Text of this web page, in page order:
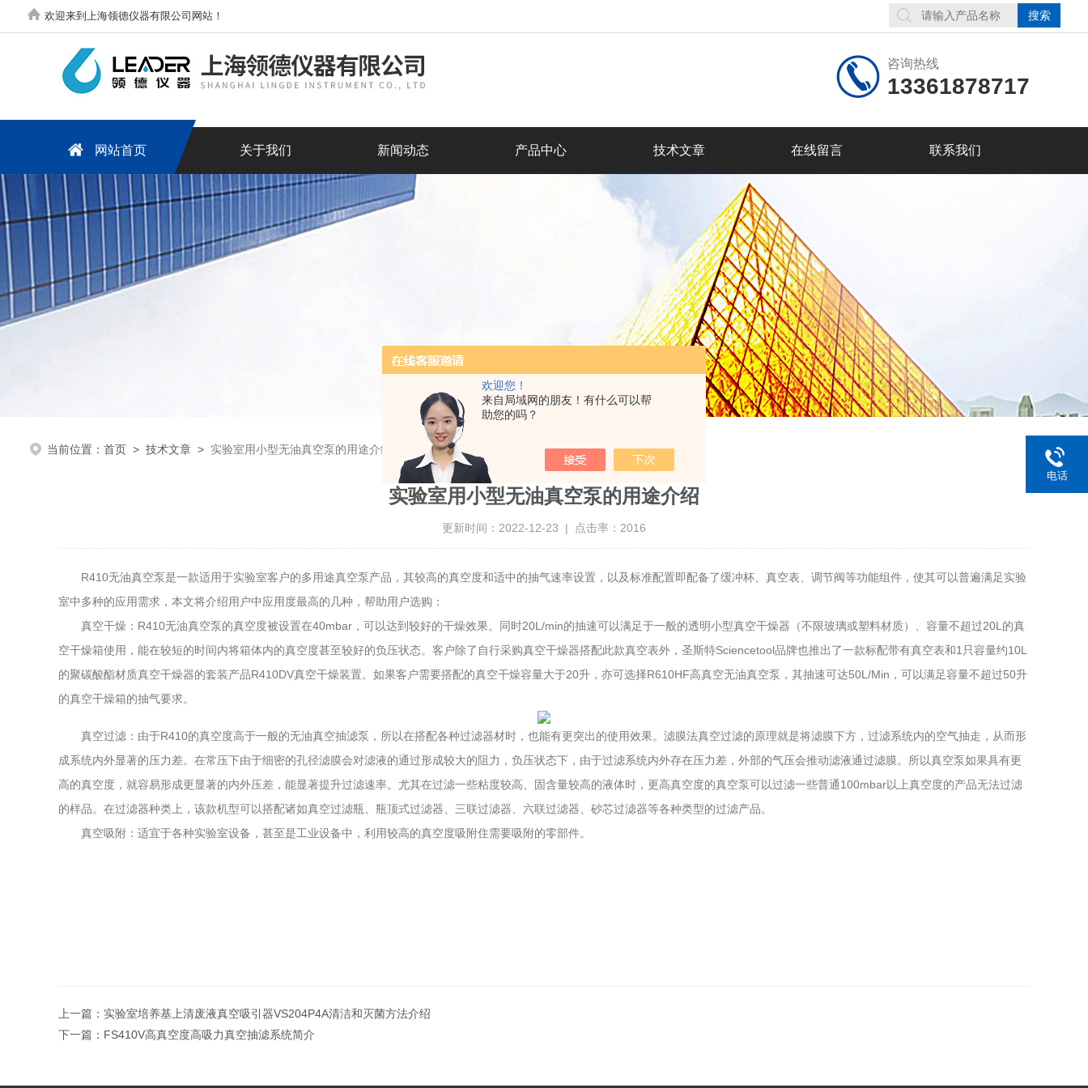
欢迎您！
来自局域网的朋友！有什么可以帮
助您的吗？
欢迎来到上海领德仪器有限公司网站！
咨询热线
13361878717
网站首页 关于我们 新闻动态 产品中心 技术文章 在线留言 联系我们
当前位置： 首页> 技术文章> 实验室用小型无油真空泵的用途介绍
实验室用小型无油真空泵的用途介绍
更新时间：2022-12-23 | 点击率：2016
R410无油真空泵是一款适用于实验室客户的多用途真空泵产品，其较高的真空度和适中的抽气速率设置，以及标准配置即配备了缓冲杯、真空表、调节阀等功能组件，使其可以普遍满足实验
室中多种的应用需求，本文将介绍用户中应用度最高的几种，帮助用户选购：
真空干燥：R410无油真空泵的真空度被设置在40mbar，可以达到较好的干燥效果。同时20L/min的抽速可以满足于一般的透明小型真空干燥器（不限玻璃或塑料材质）、容量不超过20L的真
空干燥箱使用，能在较短的时间内将箱体内的真空度甚至较好的负压状态。客户除了自行采购真空干燥器搭配此款真空表外，圣斯特Sciencetool品牌也推出了一款标配带有真空表和1只容量约10L
的聚碳酸酯材质真空干燥器的套装产品R410DV真空干燥装置。如果客户需要搭配的真空干燥容量大于20升，亦可选择R610HF高真空无油真空泵，其抽速可达50L/Min，可以满足容量不超过50升
的真空干燥箱的抽气要求。
真空过滤：由于R410的真空度高于一般的无油真空抽滤泵，所以在搭配各种过滤器材时，也能有更突出的使用效果。滤膜法真空过滤的原理就是将滤膜下方，过滤系统内的空气抽走，从而形
成系统内外显著的压力差。在常压下由于细密的孔径滤膜会对滤液的通过形成较大的阻力，负压状态下，由于过滤系统内外存在压力差，外部的气压会推动滤液通过滤膜。所以真空泵如果具有更
高的真空度，就容易形成更显著的内外压差，能显著提升过滤速率。尤其在过滤一些粘度较高、固含量较高的液体时，更高真空度的真空泵可以过滤一些普通100mbar以上真空度的产品无法过滤
的样品。在过滤器种类上，该款机型可以搭配诸如真空过滤瓶、瓶顶式过滤器、三联过滤器、六联过滤器、砂芯过滤器等各种类型的过滤产品。
真空吸附：适宜于各种实验室设备，甚至是工业设备中，利用较高的真空度吸附住需要吸附的零部件。
上一篇： 实验室培养基上清废液真空吸引器VS204P4A清洁和灭菌方法介绍
下一篇： FS410V高真空度高吸力真空抽滤系统简介
电话